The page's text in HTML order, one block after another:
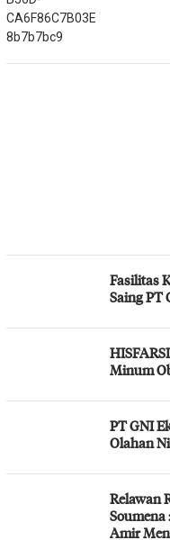
Fasilitas
Saing PT
Minum
PT GNI
Olahan
Relawan
Soumena
Amir